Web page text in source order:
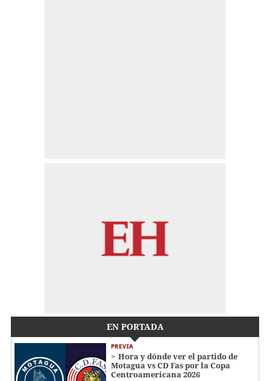
EN PORTADA
PREVIA
Hora y dónde ver el partido de
Motagua vs CD Fas por la Copa
Centroamericana 2026